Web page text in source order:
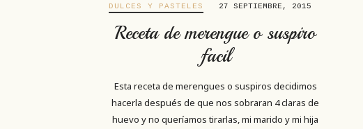
DULCES Y PASTELES 27 SEPTIEMBRE, 2015
Receta de merengue o suspiro
facil
Esta receta de merengues o suspiros decidimos
hacerla después de que nos sobraran 4 claras de
huevo y no queríamos tirarlas, mi marido y mi hija